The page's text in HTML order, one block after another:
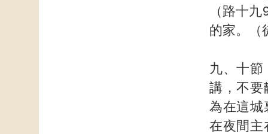
（路十
的家。（
九、十
講，不要
為在這城
在夜間主